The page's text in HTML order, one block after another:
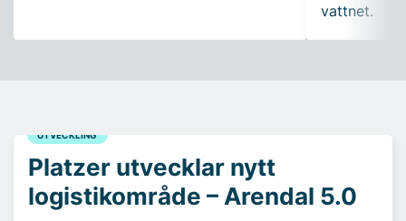
vattnet.
UTVECKLING
Platzer utvecklar nytt
logistikområde – Arendal 5.0